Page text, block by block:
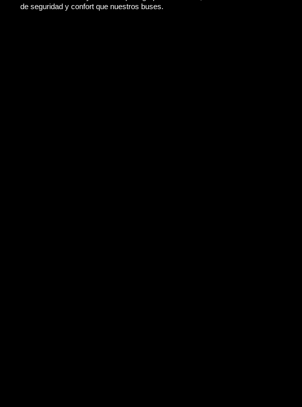
de seguridad y confort que nuestros buses.